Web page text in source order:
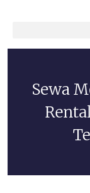
Sewa